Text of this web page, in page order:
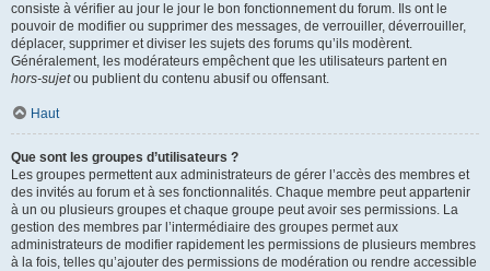
consiste à vérifier au jour le jour le bon fonctionnement du forum. Ils ont le
pouvoir de modifier ou supprimer des messages, de verrouiller, déverrouiller,
déplacer, supprimer et diviser les sujets des forums qu’ils modèrent.
Généralement, les modérateurs empêchent que les utilisateurs partent en
hors-sujetou publient du contenu abusif ou offensant.
Haut
Que sont les groupes d’utilisateurs ?
Les groupes permettent aux administrateurs de gérer l’accès des membres et
des invités au forum et à ses fonctionnalités. Chaque membre peut appartenir
à un ou plusieurs groupes et chaque groupe peut avoir ses permissions. La
gestion des membres par l’intermédiaire des groupes permet aux
administrateurs de modifier rapidement les permissions de plusieurs membres
à la fois, telles qu’ajouter des permissions de modération ou rendre accessible